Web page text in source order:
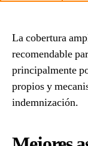
La cobertura
recomendable
principalmente
propios y
indemnización.